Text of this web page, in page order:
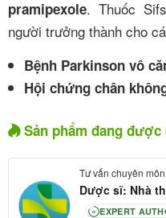
pramipexole. Thuốc
người trưởng thành cho
Bệnh Parkinson vô
Hội chứng chân
Sản phẩm đang được
Tư vấn chuyên môn
Dược sĩ: Nhà
80 EXPERT